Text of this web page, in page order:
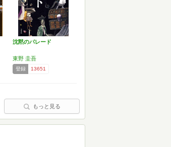
沈黙のパレード
東野 圭吾
登録 13651
もっと見る